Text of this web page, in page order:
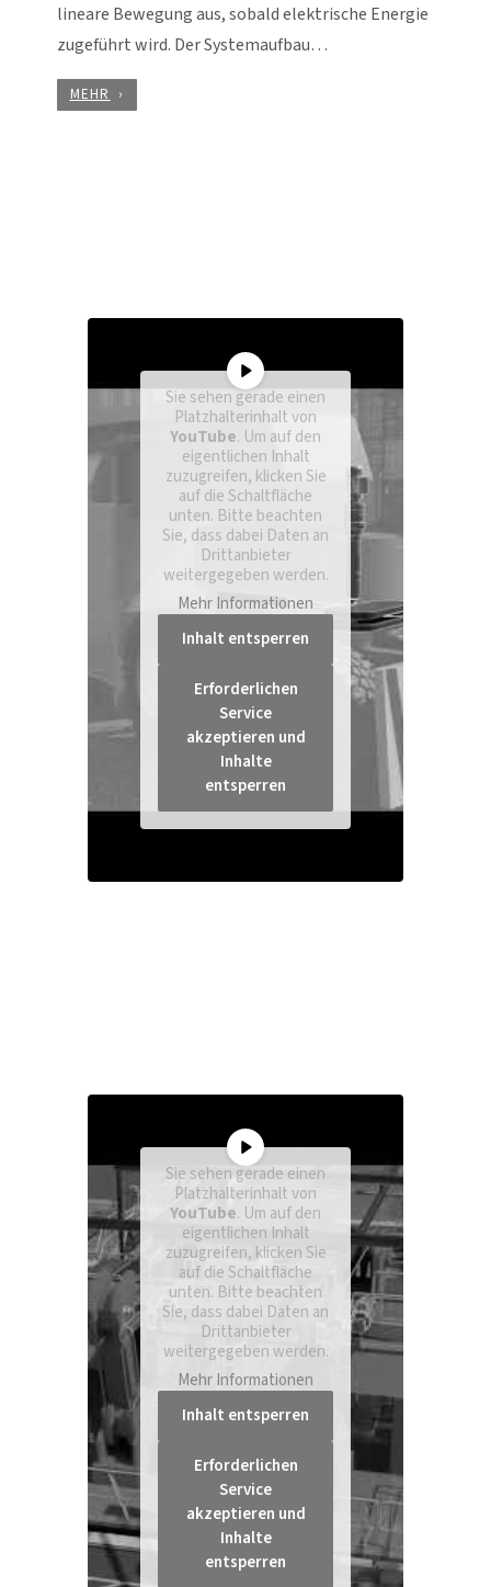
lineare Bewegung aus, sobald elektrische Energie
zugeführt wird. Der Systemaufbau…
MEHR
Sie sehen gerade einen
Platzhalterinhalt von
YouTube. Um auf den
eigentlichen Inhalt
zuzugreifen, klicken Sie
auf die Schaltfläche
unten. Bitte beachten
Sie, dass dabei Daten an
Drittanbieter
weitergegeben werden.
Mehr Informationen
Inhalt entsperren
Erforderlichen
Service
akzeptieren und
Inhalte
entsperren
Sie sehen gerade einen
Platzhalterinhalt von
YouTube. Um auf den
eigentlichen Inhalt
zuzugreifen, klicken Sie
auf die Schaltfläche
unten. Bitte beachten
Sie, dass dabei Daten an
Drittanbieter
weitergegeben werden.
Mehr Informationen
Inhalt entsperren
Erforderlichen
Service
akzeptieren und
Inhalte
entsperren